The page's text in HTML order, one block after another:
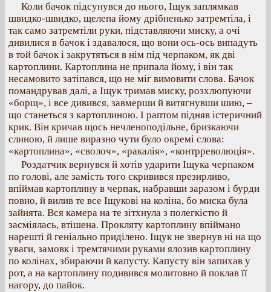
Коли бачок підсунувся до нього, Іщук заплямкав
швидко-швидко, щелепа йому дрібненько затремтіла, і
так само затремтіли руки, підставляючи миску, а очі
дивилися в бачок і здавалося, що вони ось-ось випадуть
в той бачок і закрутяться в нім під черпаком, як дві
картоплини. Картоплина не припала йому, і він так
несамовито затіпався, що не міг вимовити слова. Бачок
помандрував далі, а Іщук тримав миску, розхлюпуючи
«борщ», і все дивився, завмерши й витягнувши шию, –
що станеться з картоплиною. І раптом підняв істеричний
крик. Він кричав щось нечленоподільне, бризкаючи
слиною, й лише виразно чути було окремі слова:
«картоплина», «сволоч», «ракалія», «контрреволюція».
Роздатчик вернувся й хотів ударити Іщука черпаком
по голові, але замість того скривився презирливо,
впіймав картоплину в черпак, набравши заразом і бурди
повно, й вилив те все Іщукові на коліна, бо миска була
зайнята. Вся камера на те зітхнула з полегкістю й
засміялась, втішена. Прокляту картоплину впіймано
нарешті й геніально приділено. Іщук не звернув ні на що
уваги, замовк і тремтячими руками ялозив картоплину
по колінах, збираючи й капусту. Капусту він запихав у
рот, а на картоплину подивився молитовно й поклав її
нагору, до пайок.